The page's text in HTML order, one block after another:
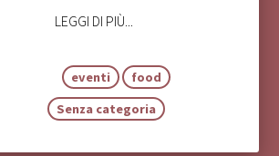
LEGGI DI PIÙ...
eventi
food
Senza categoria